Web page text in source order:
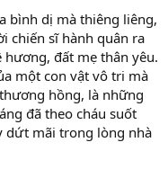
bình dị mà thiêng liêng,
chiến sĩ hành quân ra
đất mẹ thân yêu.
một con vật vô tri mà
hồng, là những
đã theo cháu suốt
dứt mãi trong lòng nhà